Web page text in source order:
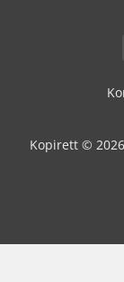
Kopirett ©